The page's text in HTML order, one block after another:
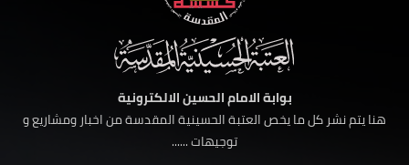
بوابة الامام الحسين الالكترونية
هنا يتم نشر كل ما يخص العتبة الحسينية المقدسة من اخبار ومشاريع و
توجيهات ......